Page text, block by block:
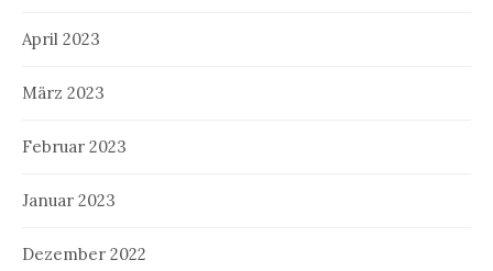
April 2023
März 2023
Februar 2023
Januar 2023
Dezember 2022